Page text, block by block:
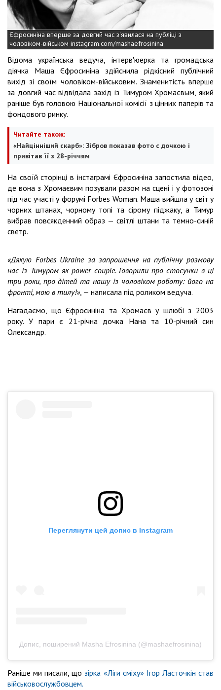
Єфросиніна вперше за довгий час з'явилася на публіці з
чоловіком-військом instagram.com/mashaefrosinina
Відома українська ведуча, інтерв'юерка та громадська
діячка Маша Єфросиніна здійснила рідкісний публічний
вихід зі своїм чоловіком-військовим. Знаменитість вперше
за довгий час відвідала захід із Тимуром Хромаєвым, який
раніше був головою Національної комісії з цінних паперів та
фондового ринку.
Читайте також:
«Найцінніший скарб»: Зібров показав фото с дочкою і
привітав її з 28-річчям
На своїй сторінці в інстаграмі Єфросиніна запостила відео,
де вона з Хромаєвим позували разом на сцені і у фотозоні
під час участі у форумі Forbes Woman. Маша вийшла у світ у
чорних штанах, чорному топі та сірому піджаку, а Тимур
вибрав повсякденний образ — світлі штани та темно-синій
светр.
«Дякую Forbes Ukraine за запрошення на публічну розмову
нас із Тимуром як power couple. Говорили про стосунки в ці
три роки, про дітей та нашу із чоловіком роботу: його на
фронті, мою в тилу!», — написала під роликом ведуча.
Нагадаємо, що Єфросиніна та Хромаєв у шлюбі з 2003
року. У пари є 21-річна дочка Нана та 10-річний син
Олександр.
Переглянути цей допис в Instagram
Допис, поширений Masha Efrosinina (@mashaefrosinina)
Раніше ми писали, що зірка «Ліги сміху» Ігор Ласточкін став
військовослужбовцем.